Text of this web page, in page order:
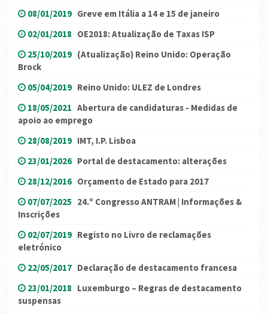
08/01/2019 Greve em Itália a 14 e 15 de janeiro
02/01/2018 OE2018: Atualização de Taxas ISP
25/10/2019 (Atualização) Reino Unido: Operação
Brock
05/04/2019 Reino Unido: ULEZ de Londres
18/05/2021 Abertura de candidaturas - Medidas de
apoio ao emprego
28/08/2019 IMT, I.P. Lisboa
23/01/2026 Portal de destacamento: alterações
28/12/2016 Orçamento de Estado para 2017
07/07/2025 24.º Congresso ANTRAM | Informações &
Inscrições
02/07/2019 Registo no Livro de reclamações
eletrónico
22/05/2017 Declaração de destacamento francesa
23/01/2018 Luxemburgo – Regras de destacamento
suspensas